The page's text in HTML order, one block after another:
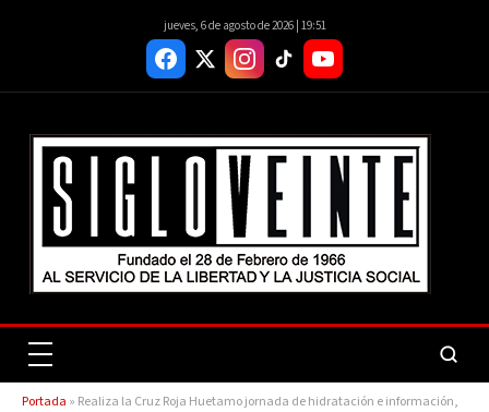
jueves, 6 de agosto de 2026 | 19:51
Portada » Realiza la Cruz Roja Huetamo jornada de hidratación e información,